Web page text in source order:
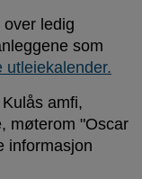
ledig
som
utleiekalender.
amfi,
møterom "Oscar
informasjon